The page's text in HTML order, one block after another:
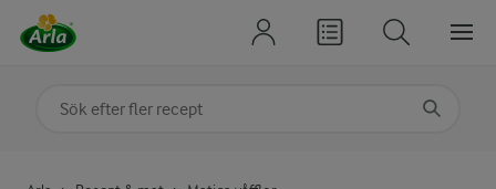
Sök på kategori eller ingrediens